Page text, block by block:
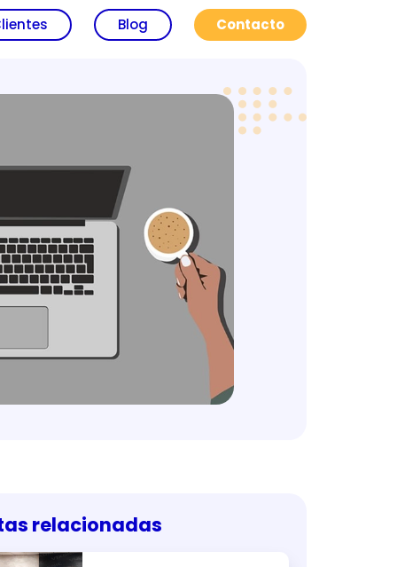
Blog Contacto
relacionadas